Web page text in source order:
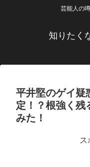
芸能人の
知りたく
平井堅のゲイ疑
定！？根強く残
みた！
ス